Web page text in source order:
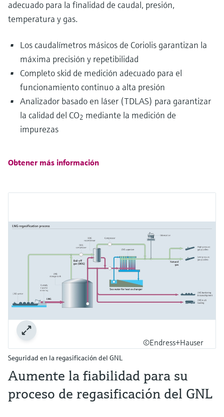
adecuado para la finalidad de caudal, presión,
temperatura y gas.
Los caudalímetros másicos de Coriolis garantizan la
máxima precisión y repetibilidad
Completo skid de medición adecuado para el
funcionamiento continuo a alta presión
Analizador basado en láser (TDLAS) para garantizar
la calidad del CO2 mediante la medición de
impurezas
Obtener más información
©Endress+Hauser
Seguridad en la regasificación del GNL
Aumente la fiabilidad para su
proceso de regasificación del GNL